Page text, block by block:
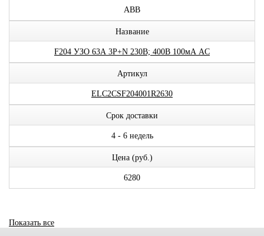
ABB
Название
F204 УЗО 63А 3P+N 230В; 400В 100мА AC
Артикул
ELC2CSF204001R2630
Срок доставки
4 - 6 недель
Цена (руб.)
6280
Показать все